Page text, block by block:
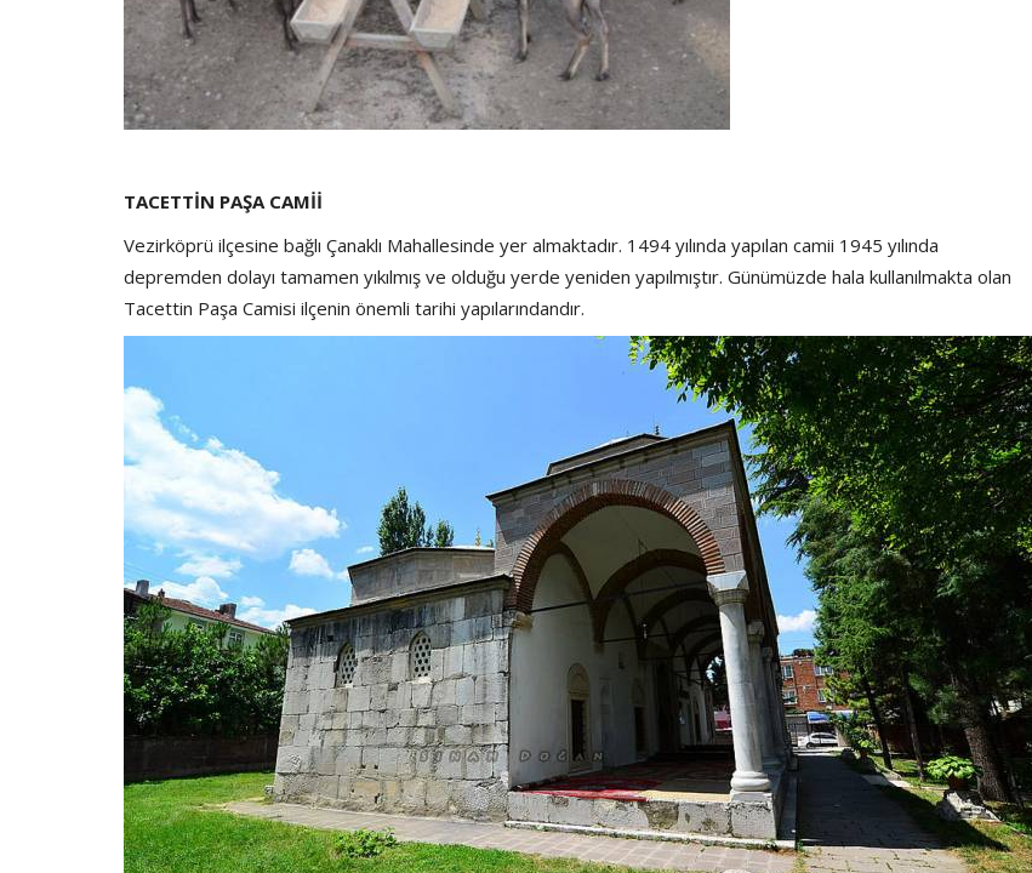
TACETTİN PAŞA CAMİİ
Vezirköprü ilçesine bağlı Çanaklı Mahallesinde yer almaktadır. 1494 yılında yapılan camii 1945 yılında
depremden dolayı tamamen yıkılmış ve olduğu yerde yeniden yapılmıştır. Günümüzde hala kullanılmakta olan
Tacettin Paşa Camisi ilçenin önemli tarihi yapılarındandır.